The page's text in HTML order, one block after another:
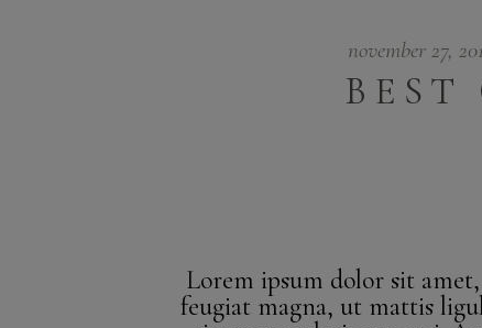
november 27,
BEST
Lorem ipsum dolor sit
feugiat magna, ut mattis